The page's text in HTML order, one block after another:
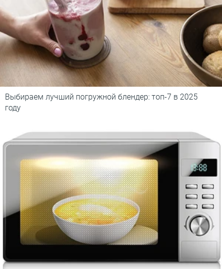
Выбираем лучший погружной блендер: топ-7 в 2025
году